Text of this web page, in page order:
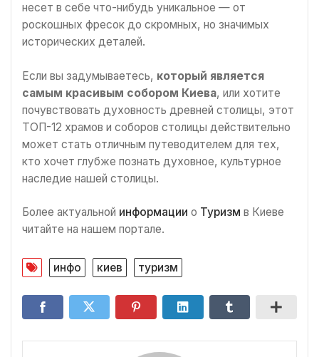
несет в себе что-нибудь уникальное — от
роскошных фресок до скромных, но значимых
исторических деталей.
Если вы задумываетесь, который является
самым красивым собором Киева, или хотите
почувствовать духовность древней столицы, этот
ТОП-12 храмов и соборов столицы действительно
может стать отличным путеводителем для тех,
кто хочет глубже познать духовное, культурное
наследие нашей столицы.
Более актуальной информации о Туризм в Киеве
читайте на нашем портале.
инфо киев туризм